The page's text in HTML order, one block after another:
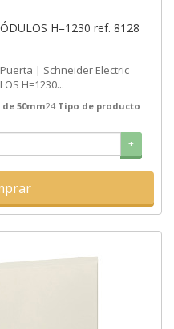
PUERTA PLENA G IP30, 24 MÓDULOS H=1230 ref. 8128
H=1230...
50mm24 Tipo de producto
+